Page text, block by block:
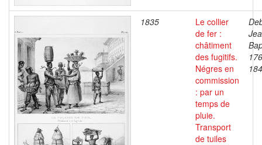
1835
Le collier
de fer :
châtiment
des fugitifs.
Négres en
commission
: par un
temps de
pluie.
Transport
de tuiles